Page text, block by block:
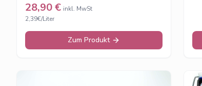
28,90€ inkl. MwSt
2,39€/Liter
Zum Produkt